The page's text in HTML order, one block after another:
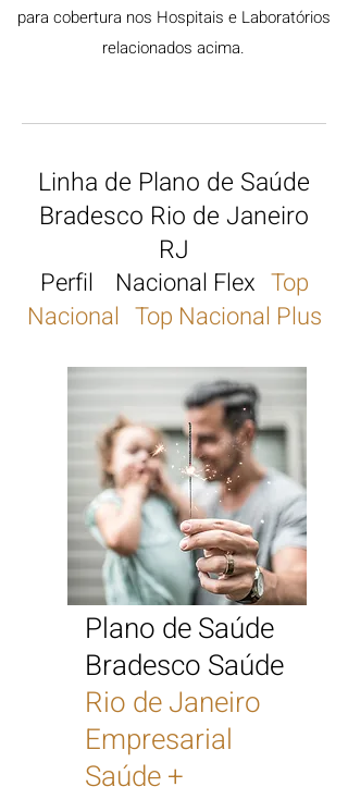
para cobertura nos Hospitais e Laboratórios
relacionados acima.
Linha de Plano de Saúde
Bradesco Rio de Janeiro
RJ
Perfil Nacional Flex Top
Nacional Top Nacional Plus
Plano de Saúde
Bradesco Saúde
Rio de Janeiro
Empresarial
Saúde +